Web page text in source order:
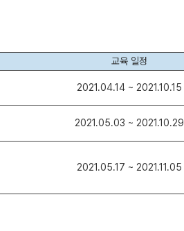
교육 일정
2021.04.14 ~ 2021.10.15
2021.05.03 ~ 2021.10.29
2021.05.17 ~ 2021.11.05